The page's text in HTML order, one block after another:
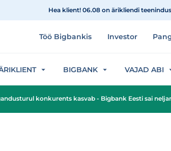
Hea klient! 06.08 on ärikliendi
Töö Bigbankis Investor
BIGBANK VAJAD ABI
konkurents kasvab - Bigbank Eesti sai